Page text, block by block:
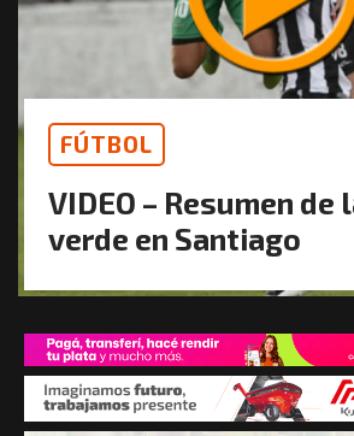
FÚTBOL
VIDEO – Resumen
verde en Santiago